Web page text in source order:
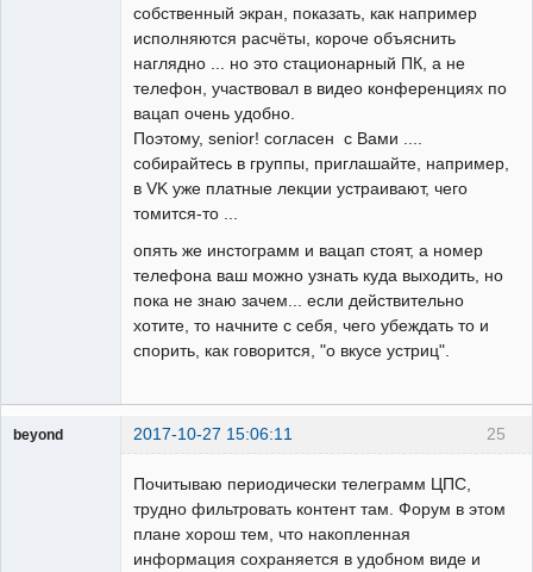
собственный экран, показать, как например
исполняются расчёты, короче объяснить
наглядно ... но это стационарный ПК, а не
телефон, участвовал в видео конференциях по
вацап очень удобно.
Поэтому, senior! согласен с Вами ....
собирайтесь в группы, приглашайте, например,
в VK уже платные лекции устраивают, чего
томится-то ...
опять же инстограмм и вацап стоят, а номер
телефона ваш можно узнать куда выходить, но
пока не знаю зачем... если действительно
хотите, то начните с себя, чего убеждать то и
спорить, как говорится, "о вкусе устриц".
25
beyond 2017-10-27 15:06:11
Почитываю периодически телеграмм ЦПС,
трудно фильтровать контент там. Форум в этом
плане хорош тем, что накопленная
информация сохраняется в удобном виде и